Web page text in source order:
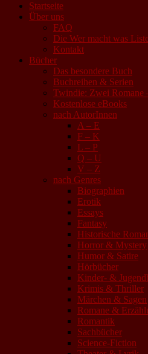
Startseite
Über uns
FAQ
Die Wer macht was
Kontakt
Bücher
Das besondere Buch
Buchreihen & Serien
Twindie: Zwei Romane
Kostenlose eBooks
nach AutorInnen
A – E
F – K
L – P
Q – U
V – Z
nach Genres
Biographien
Erotik
Essays
Fantasy
Historische
Horror & Mystery
Humor & Satire
Hörbücher
Kinder- &
Krimis & Thriller
Märchen & Sagen
Romane &
Romantik
Sachbücher
Science-Fiction